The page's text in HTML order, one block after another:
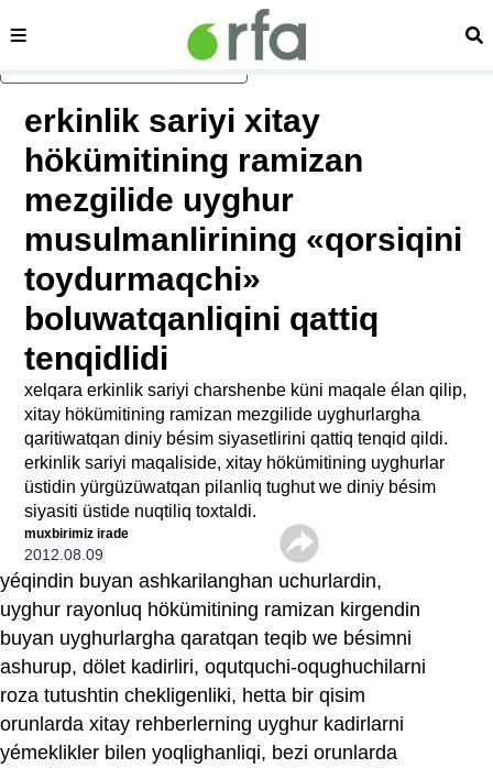
asasliq mezmungha atlang
sehipe
erkinlik sariyi xitay
hökümitining ramizan
mezgilide uyghur
musulmanlirining «qorsiqini
toydurmaqchi»
boluwatqanliqini qattiq
tenqidlidi
xelqara erkinlik sariyi charshenbe küni maqale élan qilip,
xitay hökümitining ramizan mezgilide uyghurlargha
qaritiwatqan diniy bésim siyasetlirini qattiq tenqid qildi.
erkinlik sariyi maqaliside, xitay hökümitining uyghurlar
üstidin yürgüzüwatqan pilanliq tughut we diniy bésim
siyasiti üstide nuqtiliq toxtaldi.
muxbirimiz irade
2012.08.09
yéqindin buyan ashkarilanghan uchurlardin,
uyghur rayonluq hökümitining ramizan kirgendin
buyan uyghurlargha qaratqan teqib we bésimni
ashurup, dölet kadirliri, oqutquchi-oqughuchilarni
roza tutushtin chekligenliki, hetta bir qisim
orunlarda xitay rehberlerning uyghur kadirlarni
yémeklikler bilen yoqlighanliqi, bezi orunlarda